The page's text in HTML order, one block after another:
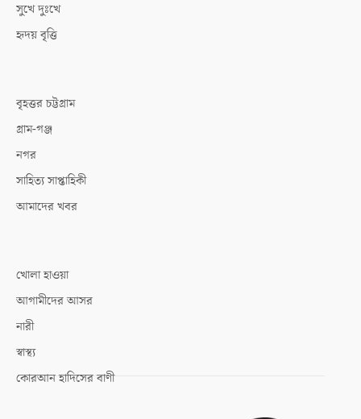
সুখে দুঃখে
হৃদয় বৃত্তি
বৃহত্তর চট্টগ্রাম
গ্রাম-গঞ্জ
নগর
সাহিত্য সাপ্তাহিকী
আমাদের খবর
খোলা হাওয়া
আগামীদের আসর
নারী
স্বাস্থ্য
কোরআন হাদিসের বাণী